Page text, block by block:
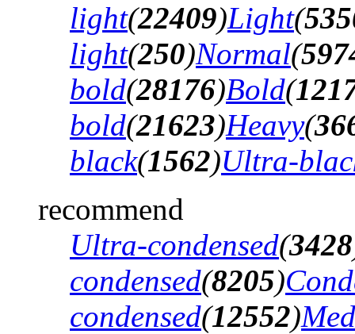
light(22409)Light(
light(250)Normal(
bold(28176)Bold(
bold(21623)Heavy(
black(1562)Ultra-
recommend
Ultra-condensed(3428
condensed(8205)
condensed(12552)